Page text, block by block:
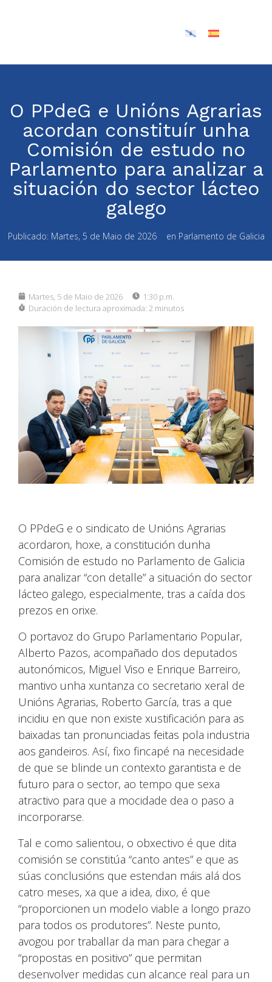
O PPdeG e Unións Agrarias
acordan constituír unha
Comisión de estudo no
Parlamento para analizar a
situación do sector lácteo
galego
Publicado: Martes, 5 de Maio de 2026 en Parlamento de Galicia
Martes, 5 de Maio de 2026
1:30 p.m.
Duración de lectura aproximada: 2 minutos
O PPdeG e o sindicato de Unións Agrarias
acordaron, hoxe, a constitución dunha
Comisión de estudo no Parlamento de Galicia
para analizar “con detalle” a situación do sector
lácteo galego, especialmente, tras a caída dos
prezos en orixe.
O portavoz do Grupo Parlamentario Popular,
Alberto Pazos, acompañado dos deputados
autonómicos, Miguel Viso e Enrique Barreiro,
mantivo unha xuntanza co secretario xeral de
Unións Agrarias, Roberto García, tras a que
incidiu en que non existe xustificación para as
baixadas tan pronunciadas feitas pola industria
aos gandeiros. Así, fixo fincapé na necesidade
de que se blinde un contexto garantista e de
futuro para o sector, ao tempo que sexa
atractivo para que a mocidade dea o paso a
incorporarse.
Tal e como salientou, o obxectivo é que dita
comisión se constitúa “canto antes” e que as
súas conclusións que estendan máis alá dos
catro meses, xa que a idea, dixo, é que
“proporcionen un modelo viable a longo prazo
para todos os produtores”. Neste punto,
avogou por traballar da man para chegar a
“propostas en positivo” que permitan
desenvolver medidas cun alcance real para un